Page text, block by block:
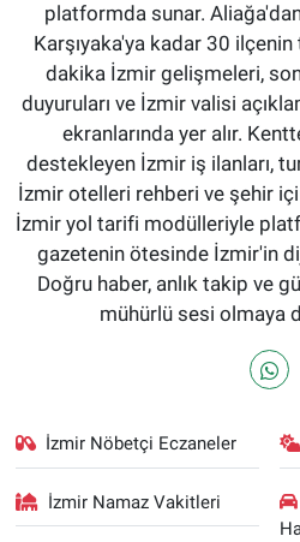
platformda sunar.
Karşıyaka'ya kadar 30
dakika İzmir gelişmeleri,
duyuruları ve İzmir valisi
ekranlarında yer alır.
destekleyen İzmir iş ilanları,
İzmir otelleri rehberi ve şehir
İzmir yol tarifi modülleriyle
gazetenin ötesinde İzmir'in
Doğru haber, anlık takip ve
mühürlü sesi olmaya
İzmir Nöbetçi Eczaneler
İzmir Namaz Vakitleri